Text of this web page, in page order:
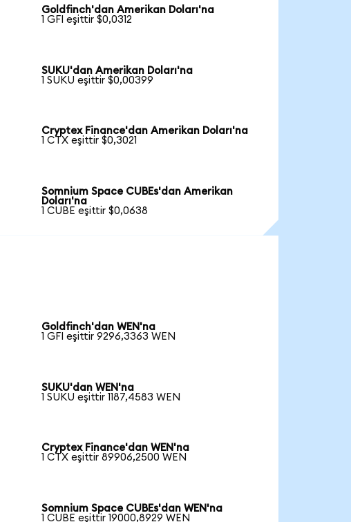
Goldfinch'dan Amerikan Doları'na
1 GFI eşittir $0,0312
SUKU'dan Amerikan Doları'na
1 SUKU eşittir $0,00399
Cryptex Finance'dan Amerikan Doları'na
1 CTX eşittir $0,3021
Somnium Space CUBEs'dan Amerikan
Doları'na
1 CUBE eşittir $0,0638
Goldfinch'dan WEN'na
1 GFI eşittir 9296,3363 WEN
SUKU'dan WEN'na
1 SUKU eşittir 1187,4583 WEN
Cryptex Finance'dan WEN'na
1 CTX eşittir 89906,2500 WEN
Somnium Space CUBEs'dan WEN'na
1 CUBE eşittir 19000,8929 WEN